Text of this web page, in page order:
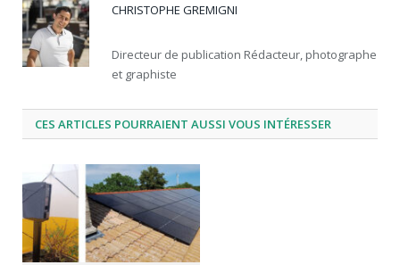
CHRISTOPHE GREMIGNI
Directeur de publication Rédacteur, photographe
et graphiste
CES ARTICLES POURRAIENT AUSSI VOUS INTÉRESSER